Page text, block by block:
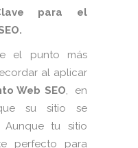
para el
el punto más
al aplicar
Web SEO, en
su sitio se
tu sitio
perfecto para